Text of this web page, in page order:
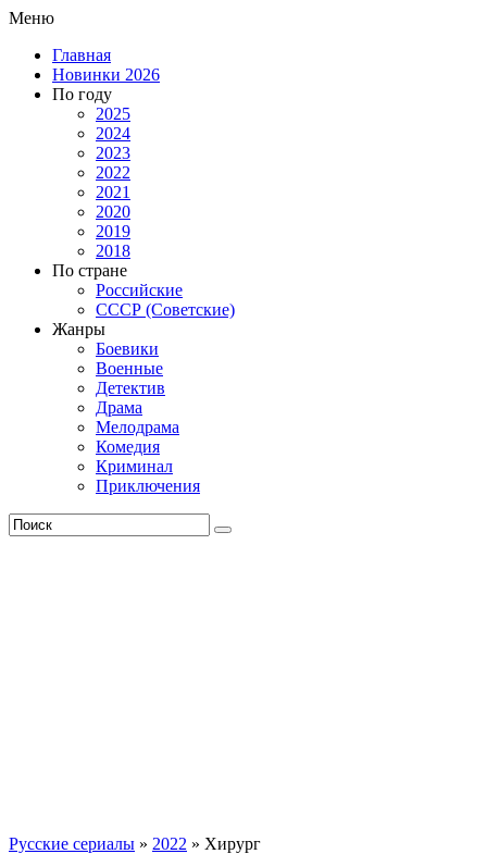
Меню
Главная
Новинки 2026
По году
2025
2024
2023
2022
2021
2020
2019
2018
По стране
Российские
СССР (Советские)
Жанры
Боевики
Военные
Детектив
Драма
Мелодрама
Комедия
Криминал
Приключения
Русские сериалы » 2022 » Хирург